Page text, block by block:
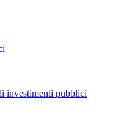
investimenti pubblici